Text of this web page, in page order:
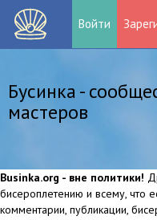
Войти
Бусинка -
мастеров
Businka.org - вне политики!
бисероплетению и всему, что
комментарии, публикации,